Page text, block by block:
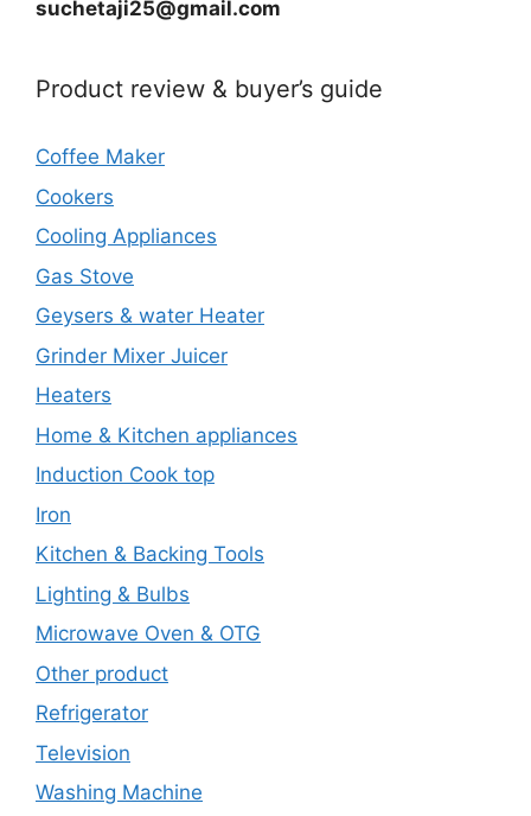
suchetaji25@gmail.com
Product review & buyer’s guide
Coffee Maker
Cookers
Cooling Appliances
Gas Stove
Geysers & water Heater
Grinder Mixer Juicer
Heaters
Home & Kitchen appliances
Induction Cook top
Iron
Kitchen & Backing Tools
Lighting & Bulbs
Microwave Oven & OTG
Other product
Refrigerator
Television
Washing Machine